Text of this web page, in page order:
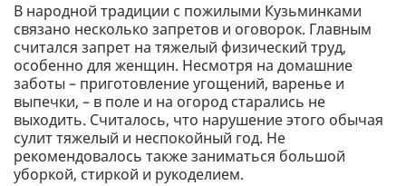
В народной традиции с пожилыми Кузьминками
связано несколько запретов и оговорок. Главным
считался запрет на тяжелый физический труд,
особенно для женщин. Несмотря на домашние
заботы – приготовление угощений, варенье и
выпечки, – в поле и на огород старались не
выходить. Считалось, что нарушение этого обычая
сулит тяжелый и неспокойный год. Не
рекомендовалось также заниматься большой
уборкой, стиркой и рукоделием.